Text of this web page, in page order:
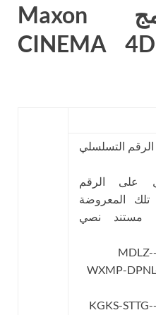
تحميل برنامج Maxon
CINEMA
الرقم التسلسلي
على الرقم
المعروضة
مستند نصي
14904004122-MDLZ-
WXMP-
14904084537-KGKS-STTG-